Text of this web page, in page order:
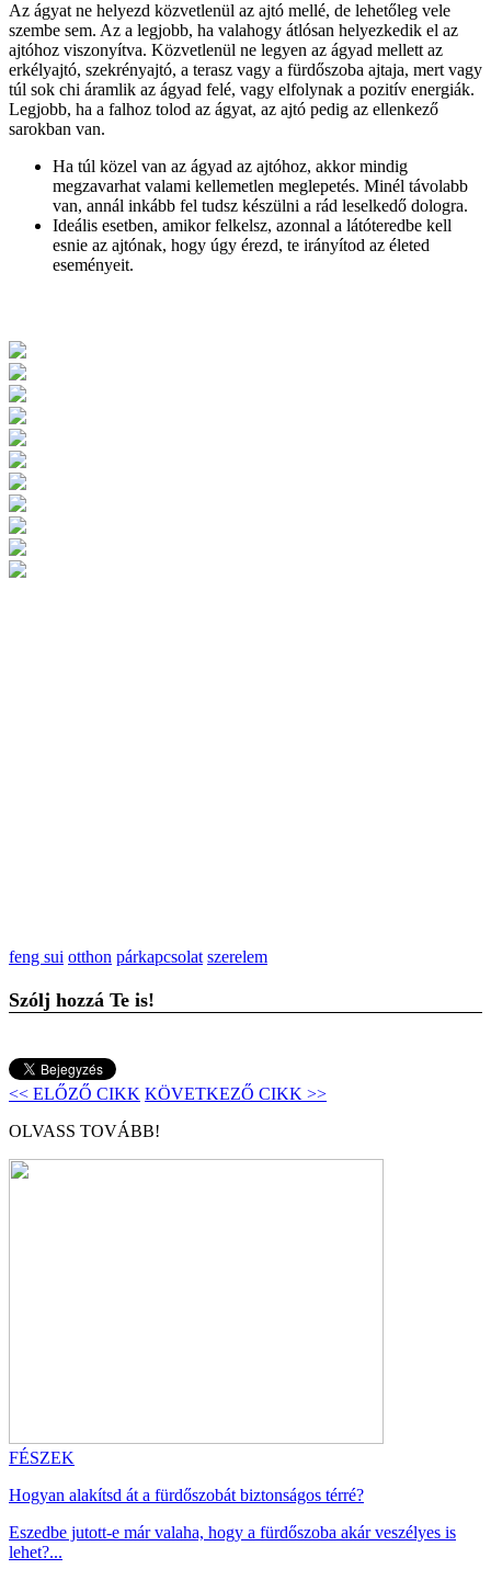
Az ágyat ne helyezd közvetlenül az ajtó mellé, de lehetőleg vele
szembe sem. Az a legjobb, ha valahogy átlósan helyezkedik el az
ajtóhoz viszonyítva. Közvetlenül ne legyen az ágyad mellett az
erkélyajtó, szekrényajtó, a terasz vagy a fürdőszoba ajtaja, mert vagy
túl sok chi áramlik az ágyad felé, vagy elfolynak a pozitív energiák.
Legjobb, ha a falhoz tolod az ágyat, az ajtó pedig az ellenkező
sarokban van.
Ha túl közel van az ágyad az ajtóhoz, akkor mindig
megzavarhat valami kellemetlen meglepetés. Minél távolabb
van, annál inkább fel tudsz készülni a rád leselkedő dologra.
Ideális esetben, amikor felkelsz, azonnal a látóteredbe kell
esnie az ajtónak, hogy úgy érezd, te irányítod az életed
eseményeit.
feng sui otthon párkapcsolat szerelem
Szólj hozzá Te is!
<< ELŐZŐ CIKK KÖVETKEZŐ CIKK >>
OLVASS TOVÁBB!
FÉSZEK
Hogyan alakítsd át a fürdőszobát biztonságos térré?
Eszedbe jutott-e már valaha, hogy a fürdőszoba akár veszélyes is
lehet?...